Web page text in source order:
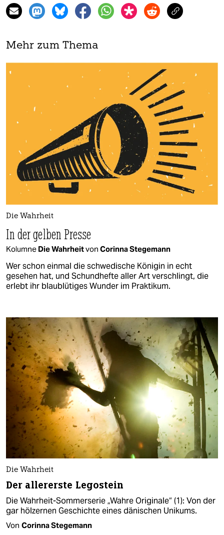
Mehr zum Thema
Die Wahrheit
In der gelben Presse
Kolumne Die Wahrheitvon Corinna Stegemann
Wer schon einmal die schwedische Königin in echt
gesehen hat, und Schundhefte aller Art verschlingt, die
erlebt ihr blaublütiges Wunder im Praktikum.
Die Wahrheit
Der allererste Legostein
Die Wahrheit-Sommerserie „Wahre Originale“ (1): Von der
gar hölzernen Geschichte eines dänischen Unikums.
Von Corinna Stegemann